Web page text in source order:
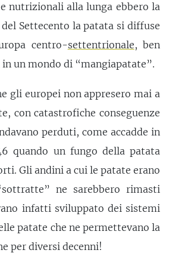
nutrizionali alla lunga ebbero la
Settecento la patata si diffuse
centro-settentrionale, ben
un mondo di “mangiapatate”.
gli europei non appresero mai a
con catastrofiche conseguenze
perduti, come accadde in
quando un fungo della patata
Gli andini a cui le patate erano
ne sarebbero rimasti
infatti sviluppato dei sistemi
patate che ne permettevano la
per diversi decenni!